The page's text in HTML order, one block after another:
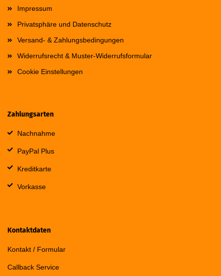
Impressum
Privatsphäre und Datenschutz
Versand- & Zahlungsbedingungen
Widerrufsrecht & Muster-Widerrufsformular
Cookie Einstellungen
Zahlungsarten
Nachnahme
PayPal Plus
Kreditkarte
Vorkasse
Kontaktdaten
Kontakt / Formular
Callback Service